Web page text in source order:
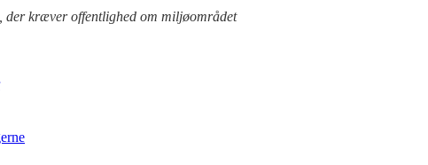
der kræver offentlighed om miljøområdet